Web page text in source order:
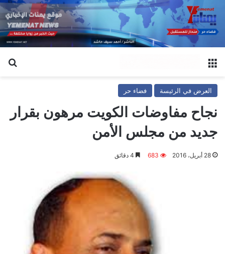
العرض في الرئيسة فضاء حر
نجاح مفاوضات الكويت مرهون بقرار
جديد من مجلس الأمن
28 أبريل، 2016 683